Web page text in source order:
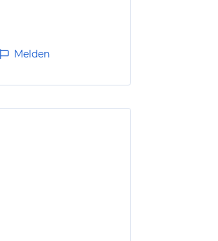
Melden